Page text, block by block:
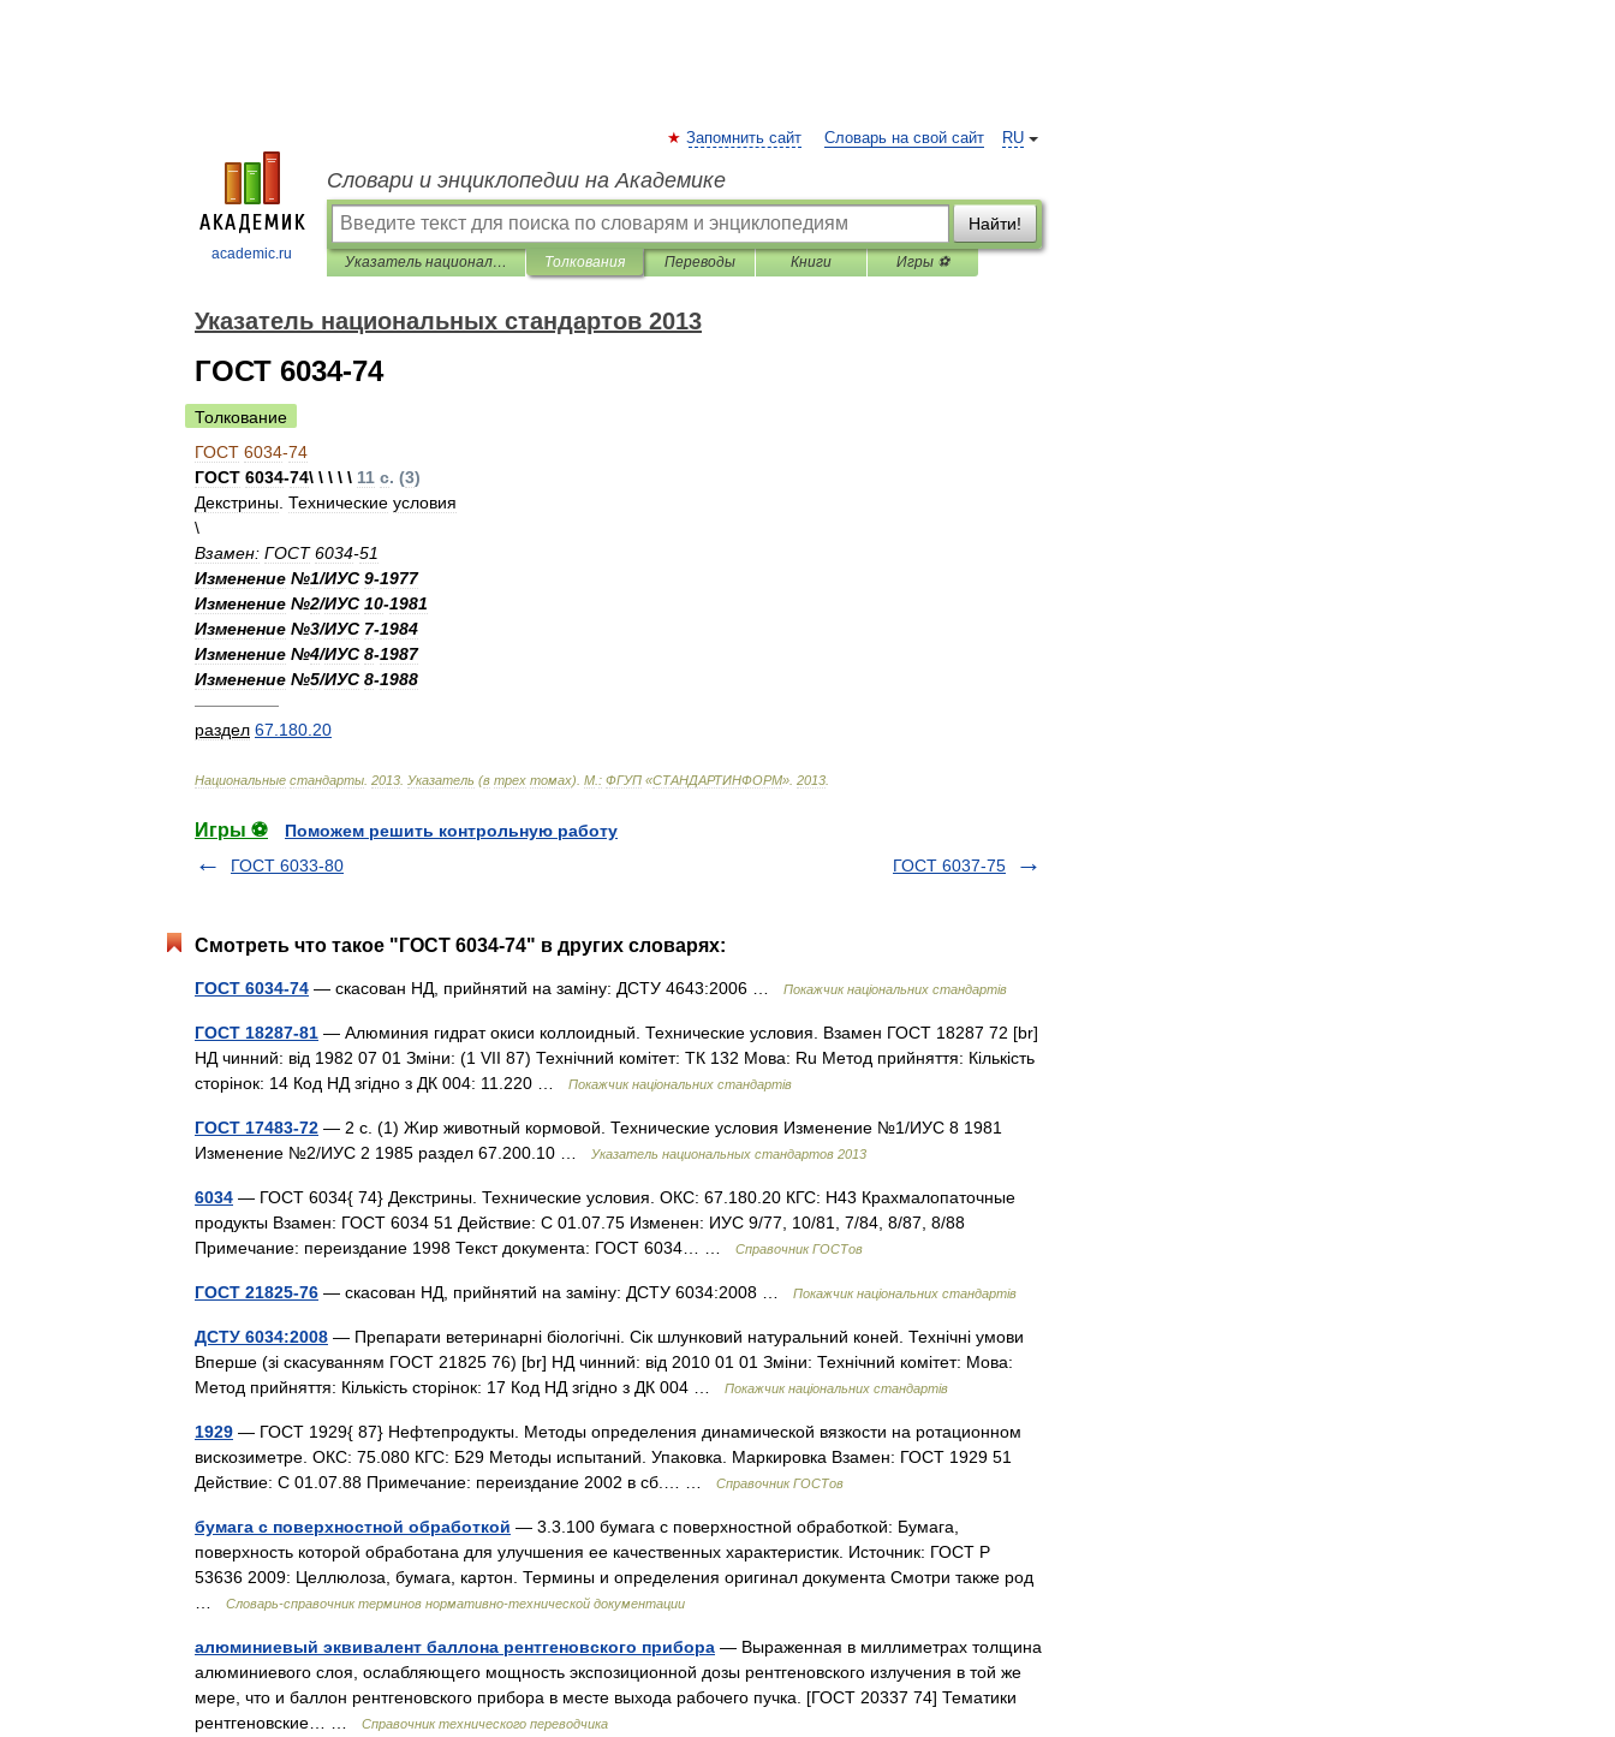
academic.ru
RU
Запомнить сайт Словарь на свой сайт
Словари и энциклопедии на Академике
Найти!
Указатель национальных стандартов 2013 Толкования Переводы Книги Игры ⚽
Указатель национальных стандартов 2013
ГОСТ 6034-74
Толкование
ГОСТ 6034-74
ГОСТ 6034-74\ \ \ \ \ 11 с. (3)
Декстрины Технические условия
\
Взамен: ГОСТ 6034-51
Изменение №1/ИУС 9-1977
Изменение №2/ИУС 10-1981
Изменение №3/ИУС 7-1984
Изменение №4/ИУС 8-1987
Изменение №5/ИУС 8-1988
—————
раздел 67 180 20
Национальные стандарты 2013 Указатель (в трех томах). М : ФГУП «СТАНДАРТИНФОРМ» 2013
Игры ⚽
Поможем решить контрольную работу
ГОСТ 6033-80
ГОСТ 6037-75
Смотреть что такое "ГОСТ 6034-74" в других словарях:
ГОСТ 6034-74 — скасован НД, прийнятий на заміну: ДСТУ 4643:2006 … Покажчик національних стандартів
ГОСТ 18287-81 — Алюминия гидрат окиси коллоидный. Технические условия. Взамен ГОСТ 18287 72 [br]
НД чинний: від 1982 07 01 Зміни: (1 VII 87) Технічний комітет: ТК 132 Мова: Ru Метод прийняття: Кількість
сторінок: 14 Код НД згідно з ДК 004: 11.220 …
Покажчик національних стандартів
ГОСТ 17483-72 — 2 с. (1) Жир животный кормовой. Технические условия Изменение №1/ИУС 8 1981
Изменение №2/ИУС 2 1985 раздел 67.200.10 …
Указатель национальных стандартов 2013
6034 — ГОСТ 6034{ 74} Декстрины. Технические условия. ОКС: 67.180.20 КГС: Н43 Крахмалопаточные
продукты Взамен: ГОСТ 6034 51 Действие: С 01.07.75 Изменен: ИУС 9/77, 10/81, 7/84, 8/87, 8/88
Примечание: переиздание 1998 Текст документа: ГОСТ 6034… …
Справочник ГОСТов
ГОСТ 21825-76 — скасован НД, прийнятий на заміну: ДСТУ 6034:2008 … Покажчик національних стандартів
ДСТУ 6034:2008 — Препарати ветеринарні біологічні. Сік шлунковий натуральний коней. Технічні умови
Вперше (зі скасуванням ГОСТ 21825 76) [br] НД чинний: від 2010 01 01 Зміни: Технічний комітет: Мова:
Метод прийняття: Кількість сторінок: 17 Код НД згідно з ДК 004 …
Покажчик національних стандартів
1929 — ГОСТ 1929{ 87} Нефтепродукты. Методы определения динамической вязкости на ротационном
вискозиметре. ОКС: 75.080 КГС: Б29 Методы испытаний. Упаковка. Маркировка Взамен: ГОСТ 1929 51
Действие: С 01.07.88 Примечание: переиздание 2002 в сб.… …
Справочник ГОСТов
бумага с поверхностной обработкой — 3.3.100 бумага с поверхностной обработкой: Бумага,
поверхность которой обработана для улучшения ее качественных характеристик. Источник: ГОСТ Р
53636 2009: Целлюлоза, бумага, картон. Термины и определения оригинал документа Смотри также род
Словарь-справочник терминов нормативно-технической документации
алюминиевый эквивалент баллона рентгеновского прибора — Выраженная в миллиметрах толщина
алюминиевого слоя, ослабляющего мощность экспозиционной дозы рентгеновского излучения в той же
мере, что и баллон рентгеновского прибора в месте выхода рабочего пучка. [ГОСТ 20337 74] Тематики
рентгеновские… …
Справочник технического переводчика